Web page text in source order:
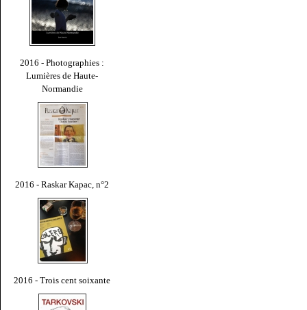
2016 - Photographies :
Lumières de Haute-
Normandie
2016 - Raskar Kapac, n°2
2016 - Trois cent soixante